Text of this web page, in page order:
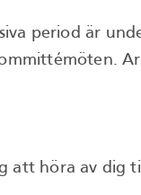
period är
att höra av dig